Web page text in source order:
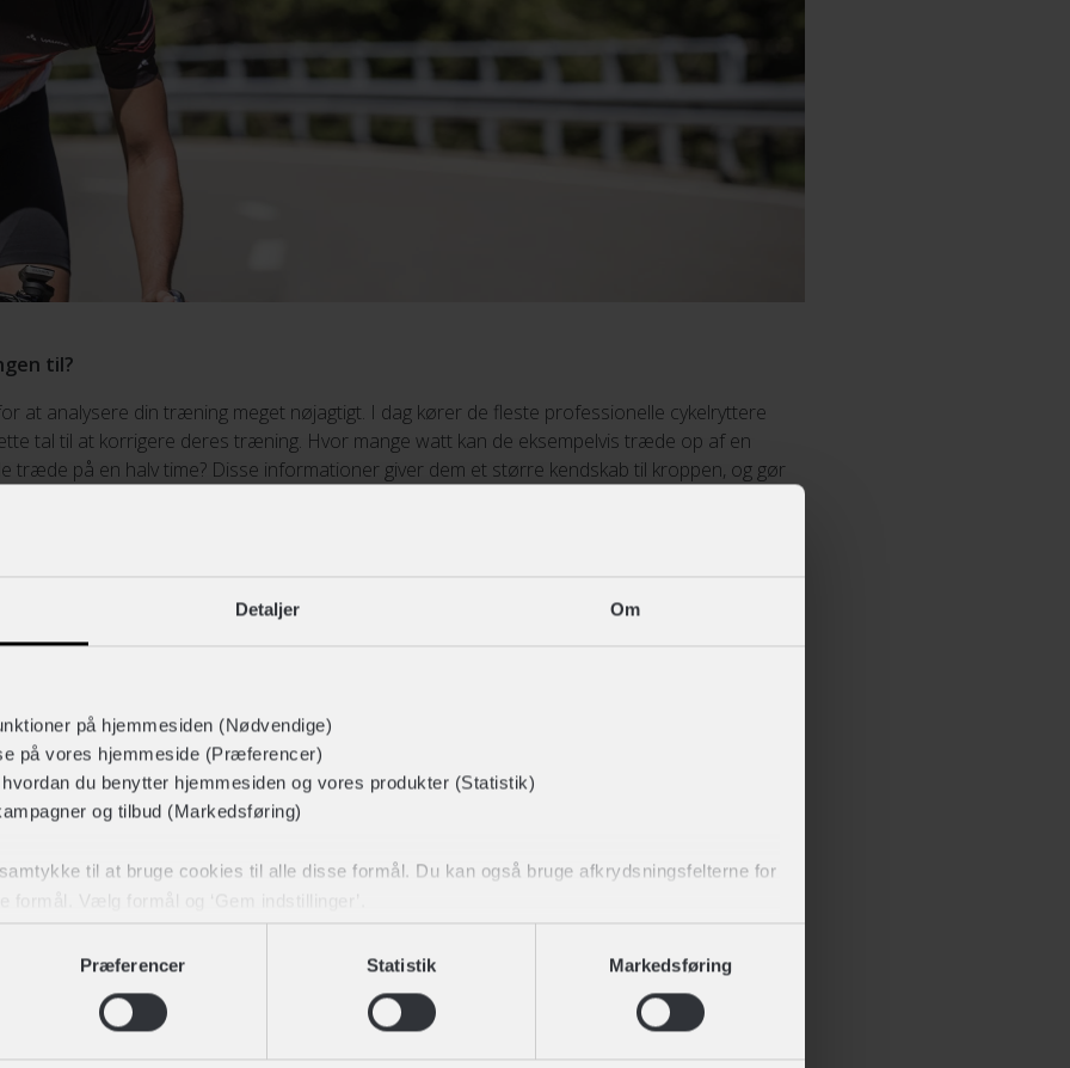
Detaljer Om
på hjemmesiden (Nødvendige)
på vores hjemmeside (Præferencer)
du benytter hjemmesiden og vores produkter (Statistik)
og tilbud (Markedsføring)
samtykke til at bruge cookies til alle disse formål. Du kan også bruge afkrydsningsfelterne for
formål. Vælg formål og ‘Gem indstillinger’.
samtykke tilbage eller ændre det ved at klikke på linket "Brug af cookies" nederst på siden.
Præferencer Statistik Markedsføring
til?
at analysere din træning meget nøjagtigt. I dag kører de fleste professionelle cykelryttere
tal til at korrigere deres træning. Hvor mange watt kan de eksempelvis træde op af en
træde på en halv time? Disse informationer giver dem et større kendskab til kroppen, og gør
deres træning.
wattmåling og pulsmåling. Og det skal samtidigt siges at pulsmåleren er et glimrende
hvis ikke man har en wattmåler til rådighed, eller er interesseret i at købe en.
at man med wattmåleren kan se, at selvom farten kun er 15 km/ på grund af modvind, så
watttal. Man kan eksempelvis køre 20 km/timen i medvind og 10 km/t i modvind, men
beskaffenhed (om det går op eller ned). Her handler det udelukkende om, hvor hårdt du
med wattmålere. Her skal du gå efter cyklerne, der er forsynet med cykelcomputere.